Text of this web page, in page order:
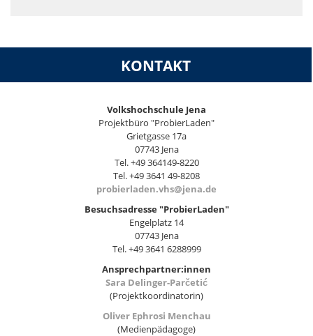
KONTAKT
Volkshochschule Jena
Projektbüro "ProbierLaden"
Grietgasse 17a
07743 Jena
Tel. +49 364149-8220
Tel. +49 3641 49-8208
probierladen.vhs@jena.de
Besuchsadresse "ProbierLaden"
Engelplatz 14
07743 Jena
Tel. +49 3641 6288999
Ansprechpartner:innen
Sara Delinger-Parčetić
(Projektkoordinatorin)
Oliver Ephrosi Menchau
(Medienpädagoge)